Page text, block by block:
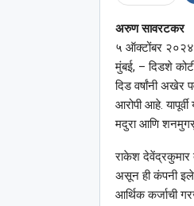
अरुण सावरटकर
५ ऑक्टोंबर २०२४
मुंबई, – दिडशे
दिड वर्षांनी अखेर
आरोपी आहे.
मदुरा आणि
राकेश देवेंद्रकुमार
असून ही कंपनी
आर्थिक कर्जाची